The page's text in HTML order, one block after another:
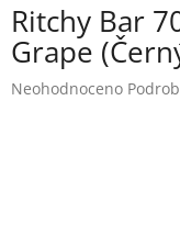
Ritchy Bar
Grape
Průměrné
Neohodnoceno